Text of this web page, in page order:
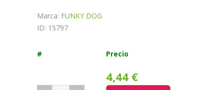
Marca: FUNKY DOG
ID: 15797
# Precio
4,44 €